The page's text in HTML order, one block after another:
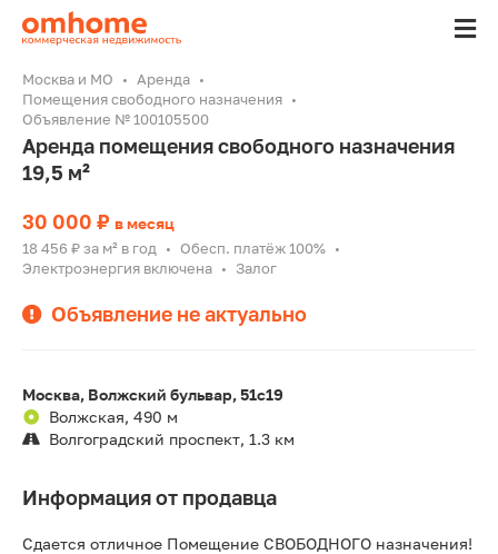
Москва и МО
Аренда
Помещения свободного назначения
Объявление № 100105500
Аренда помещения свободного назначения
19,5 м²
30 000 ₽ в месяц
18 456 ₽ за м² в год • Обесп. платёж 100% •
Электроэнергия включена • Залог
Объявление не актуально
Москва, Волжский бульвар, 51с19
Волжская, 490 м
Волгоградский проспект, 1.3 км
Информация от продавца
Сдается отличное Помещение СВОБОДНОГО назначения!